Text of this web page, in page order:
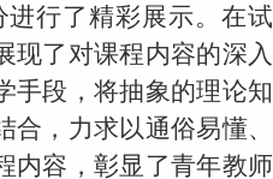
行了精彩展示。在试
现了对课程内容的深入
手段，将抽象的理论知
，力求以通俗易懂、
内容， 彰显了青年教师